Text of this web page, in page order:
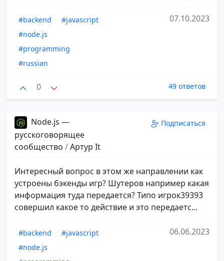
#backend
#javascript
#node.js
#programming
#russian
07.10.2023
0 49 ответов
Node.js —
русскоговорящее
сообщество /Aртур It
Подписаться
Интересный вопрос в этом же направлении как
устроены бэкенды игр? Шутеров например какая
информация туда передается? Типо игрок39393
совершил какое то действие и это передаетс...
#backend
#javascript
#node.js
06.06.2023